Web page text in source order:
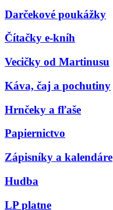
Darčekové poukážky
Čítačky e-kníh
Vecičky od Martinusu
Káva, čaj a pochutiny
Hrnčeky a fľaše
Papiernictvo
Zápisníky a kalendáre
Hudba
LP platne